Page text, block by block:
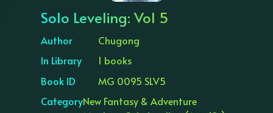
Solo Leveling: Vol 5
Author
Chugong
In Library
1 books
Book ID
MG 0095 SLV5
CategoryNew Fantasy & Adventure